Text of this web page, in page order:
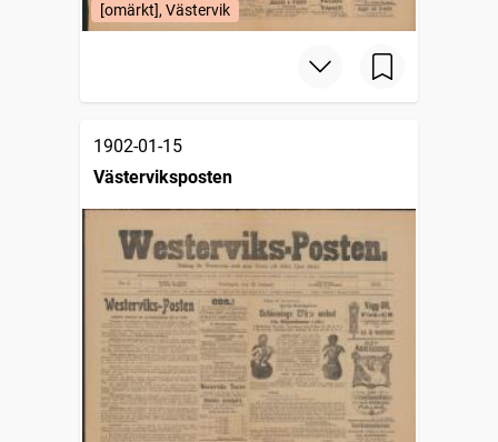
[omärkt], Västervik
1902-01-15
Västerviksposten